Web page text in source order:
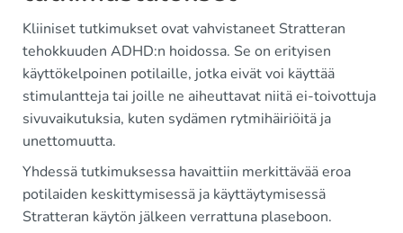
Kliiniset tutkimukset ovat vahvistaneet Stratteran
tehokkuuden ADHD:n hoidossa. Se on erityisen
käyttökelpoinen potilaille, jotka eivät voi käyttää
stimulantteja tai joille ne aiheuttavat niitä ei-toivottuja
sivuvaikutuksia, kuten sydämen rytmihäiriöitä ja
unettomuutta.
Yhdessä tutkimuksessa havaittiin merkittävää eroa
potilaiden keskittymisessä ja käyttäytymisessä
Stratteran käytön jälkeen verrattuna plaseboon.